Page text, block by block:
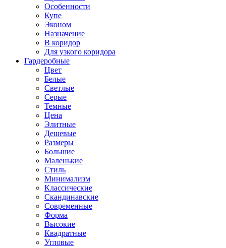
Особенности
Купе
Эконом
Назначение
В коридор
Для узкого коридора
Гардеробные
Цвет
Белые
Светлые
Серые
Темные
Цена
Элитные
Дешевые
Размеры
Большие
Маленькие
Стиль
Минимализм
Классические
Скандинавские
Современные
Форма
Высокие
Квадратные
Угловые